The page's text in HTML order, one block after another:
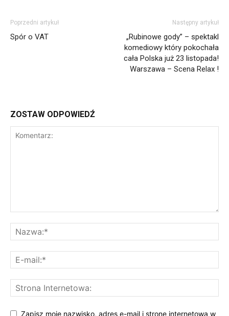
Poprzedni artykuł
Spór o VAT
Następny artykuł
„Rubinowe gody” – spektakl
komediowy który pokochała
cała Polska już 23 listopada!
Warszawa – Scena Relax !
ZOSTAW ODPOWIEDŹ
Zapisz moje nazwisko, adres e-mail i stronę internetową w